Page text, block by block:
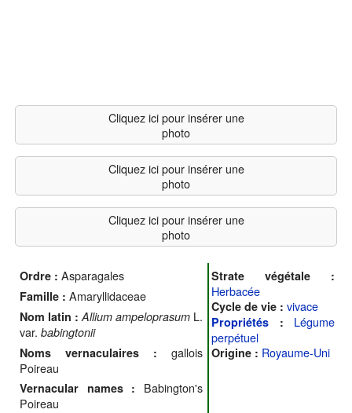
Cliquez ici pour insérer une
photo
Cliquez ici pour insérer une
photo
Cliquez ici pour insérer une
photo
Ordre : Asparagales
Famille : Amaryllidaceae
Nom latin : Allium ampeloprasum L.
var. babingtonii
Noms vernaculaires : gallois
Poireau
Vernacular names : Babington's
Poireau
Strate végétale :
Herbacée
Cycle de vie : vivace
Propriétés : Légume
perpétuel
Origine : Royaume-Uni